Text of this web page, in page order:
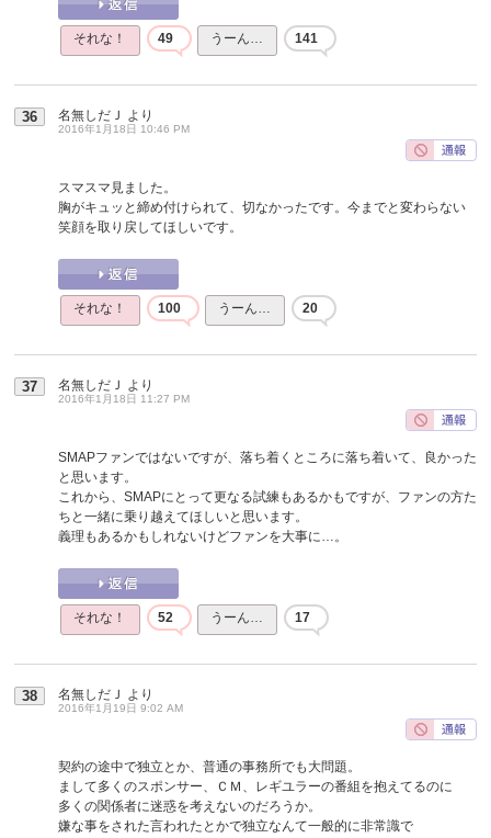
それな！ 49 うーん… 141
36 名無しだＪ より
2016年1月18日 10:46 PM
スマスマ見ました。
胸がキュッと締め付けられて、切なかったです。今までと変わらない
笑顔を取り戻してほしいです。
それな！ 100 うーん… 20
37 名無しだＪ より
2016年1月18日 11:27 PM
SMAPファンではないですが、落ち着くところに落ち着いて、良かった
と思います。
これから、SMAPにとって更なる試練もあるかもですが、ファンの方た
ちと一緒に乗り越えてほしいと思います。
義理もあるかもしれないけどファンを大事に…。
それな！ 52 うーん… 17
38 名無しだＪ より
2016年1月19日 9:02 AM
契約の途中で独立とか、普通の事務所でも大問題。
まして多くのスポンサー、ＣＭ、レギユラーの番組を抱えてるのに
多くの関係者に迷惑を考えないのだろうか。
嫌な事をされた言われたとかで独立なんて一般的に非常識で